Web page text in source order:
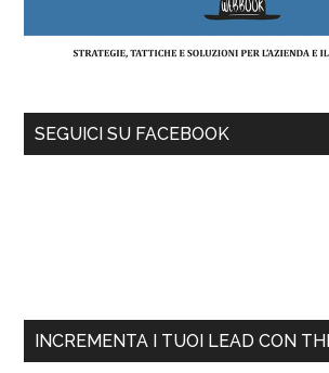
SEGUICI SU FACEBOOK
INCREMENTA I TUOI LEAD CON